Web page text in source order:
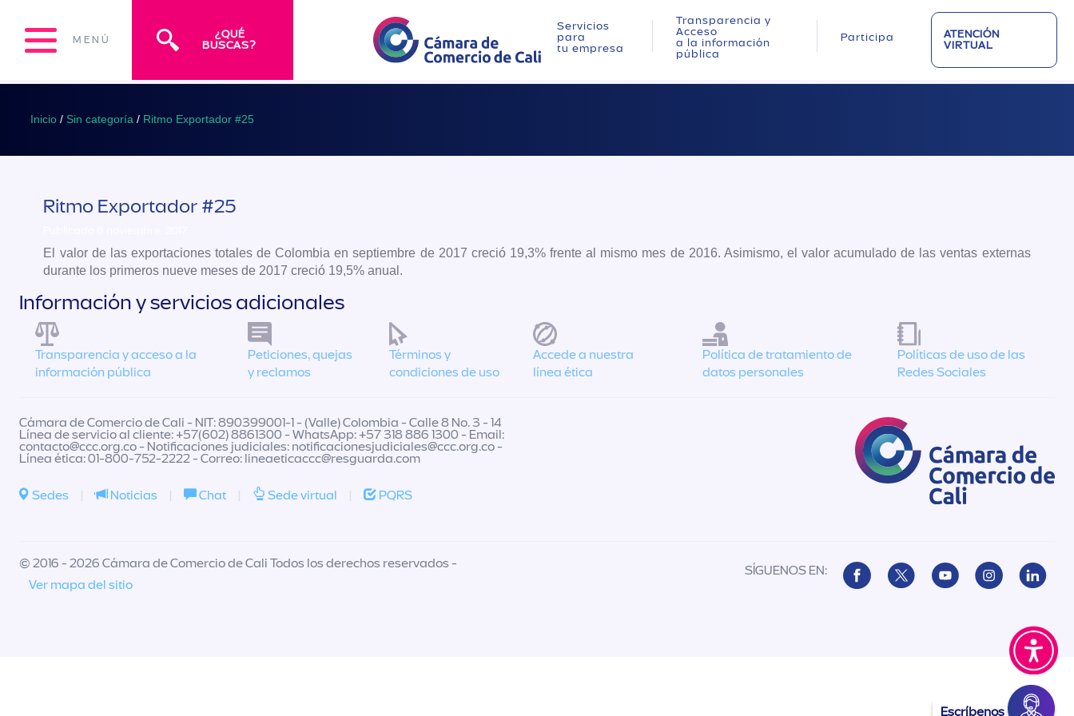
MENÚ
¿QUÉ
BUSCAS?
Servicios
para
tu empresa
Transparencia y
Acceso
a la información
pública
Participa
ATENCIÓN
VIRTUAL
Inicio / Sin categoría / Ritmo Exportador #25
Ritmo Exportador #25
El valor de las exportaciones totales de Colombia en septiembre de 2017 creció 19,3% frente al mismo mes de 2016. Asimismo, el valor acumulado de las ventas externas
durante los primeros nueve meses de 2017 creció 19,5% anual.
Escríbenos
Información y servicios adicionales
Transparencia y acceso a la
información pública
Peticiones, quejas
y reclamos
Términos y
condiciones de uso
Accede a nuestra
línea ética
Política de tratamiento de
datos personales
Políticas de uso de las
Redes Sociales
Cámara de Comercio de Cali - NIT: 890399001-1 - (Valle) Colombia - Calle 8 No. 3 - 14
Línea de servicio al cliente: +57(602) 8861300 - WhatsApp: +57 318 886 1300 - Email:
contacto@ccc.org.co- Notificaciones judiciales: notificacionesjudiciales@ccc.org.co-
Línea ética: 01-800-752-2222 - Correo: lineaeticaccc@resguarda.com
Sedes | Noticias | Chat | Sede virtual | PQRS
© 2016 - 2026 Cámara de Comercio de Cali Todos los derechos reservados -
Ver mapa del sitio
SÍGUENOS EN: